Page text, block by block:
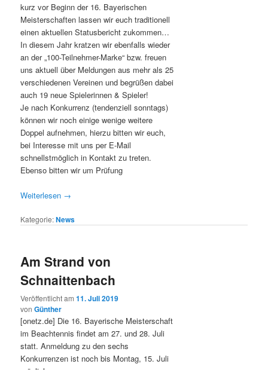
kurz vor Beginn der 16. Bayerischen
Meisterschaften lassen wir euch traditionell
einen aktuellen Statusbericht zukommen…
In diesem Jahr kratzen wir ebenfalls wieder
an der „100-Teilnehmer-Marke“ bzw. freuen
uns aktuell über Meldungen aus mehr als 25
verschiedenen Vereinen und begrüßen dabei
auch 19 neue Spielerinnen & Spieler!
Je nach Konkurrenz (tendenziell sonntags)
können wir noch einige wenige weitere
Doppel aufnehmen, hierzu bitten wir euch,
bei Interesse mit uns per E-Mail
schnellstmöglich in Kontakt zu treten.
Ebenso bitten wir um Prüfung
Weiterlesen →
Kategorie:News
Am Strand von
Schnaittenbach
Veröffentlicht am11. Juli 2019
vonGünther
[onetz.de] Die 16. Bayerische Meisterschaft
im Beachtennis findet am 27. und 28. Juli
statt. Anmeldung zu den sechs
Konkurrenzen ist noch bis Montag, 15. Juli